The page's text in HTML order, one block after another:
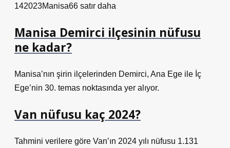
142023Manisa66 satır daha
Manisa Demirci ilçesinin nüfusu
ne kadar?
Manisa’nın şirin ilçelerinden Demirci, Ana Ege ile İç
Ege’nin 30. temas noktasında yer alıyor.
Van nüfusu kaç 2024?
Tahmini verilere göre Van’ın 2024 yılı nüfusu 1.131